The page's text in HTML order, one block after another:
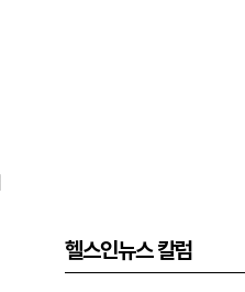
헬스인뉴스 칼럼